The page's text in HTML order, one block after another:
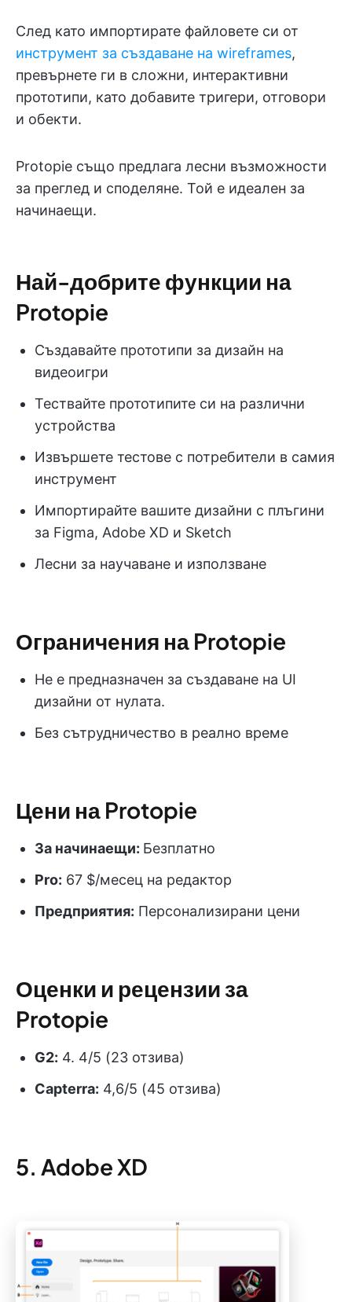
След като импортирате файловете си от
инструмент за създаване на wireframes,
превърнете ги в сложни, интерактивни
прототипи, като добавите тригери, отговори
и обекти.
Protopie също предлага лесни възможности
за преглед и споделяне. Той е идеален за
начинаещи.
Най-добрите функции на
Protopie
Създавайте прототипи за дизайн на
видеоигри
Тествайте прототипите си на различни
устройства
Извършете тестове с потребители в самия
инструмент
Импортирайте вашите дизайни с плъгини
за Figma, Adobe XD и Sketch
Лесни за научаване и използване
Ограничения на Protopie
Не е предназначен за създаване на UI
дизайни от нулата.
Без сътрудничество в реално време
Цени на Protopie
За начинаещи: Безплатно
Pro: 67 $/месец на редактор
Предприятия: Персонализирани цени
Оценки и рецензии за
Protopie
G2: 4. 4/5 (23 отзива)
Capterra: 4,6/5 (45 отзива)
5. Adobe XD